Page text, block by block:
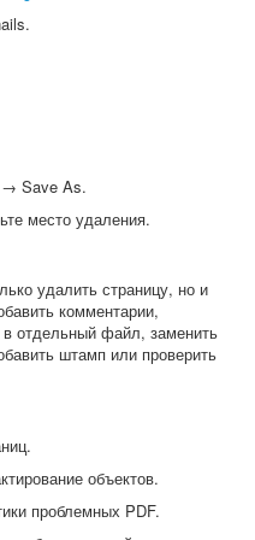
→ Save As.
место удаления.
удалить страницу, но и
комментарии,
отдельный файл, заменить
штамп или проверить
объектов.
проблемных PDF.